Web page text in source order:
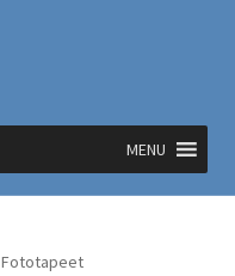
MENU
Fototapeet